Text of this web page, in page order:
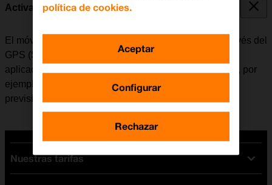
Activar o desactivar el GPS
El móvil puede determinar la posición geográfica a través del
GPS (Sistema de Posicionamiento Global). Varias
aplicaciones del móvil utilizan los datos de la posición, por
ejemplo, la navegación, la función de búsqueda o la
previsión del tiempo.
Nuestras tarifas
política de cookies.
Configurar
Rechazar
Aceptar